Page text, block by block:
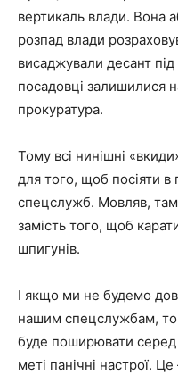
вертикаль влади. Вона
розпад влади
висаджували десант
посадовці залишилися
прокуратура.
Тому всі нинішні
для того, щоб посіяти в
спецслужб. Мовляв, там
замість того, щоб
шпигунів.
І якщо ми не будемо
нашим спецслужбам, то
буде поширювати
меті панічні настрої.